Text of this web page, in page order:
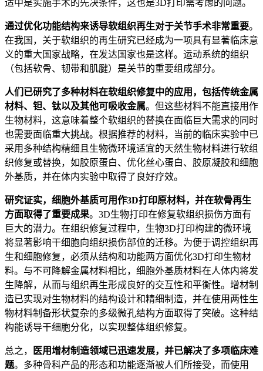
适中是实施手术的先决条件，这也是3D打印需考虑的问题。
通过优化功能结构来诱导软组织再生对于关节手术非常重要。
在我国，关于软组织的再生研究已经成为一项具有显著临床意
义的重大国家战略，在发达国家也是这样。运动系统的组织
（包括软骨、韧带和肌腱）是关节的重要组成部分。
人们已研究了多种材料在软组织修复中的应用，包括传统金属
材料、钽、钛以及其他可吸收金属。但这些材料不能直接用作
生物材料，这意味着整个软组织的替换在面临巨大需求的同时
也需要面临重大挑战。根据推荐的材料，当前的临床实验中已
采用多种结构精细且生物微环境适宜的天然生物材料进行软组
织修复或替换，如胶原蛋白、优化丝心蛋白、胶原凝胶和细胞
外基质，并在体内实验中取得了良好疗效。
研究证实，细胞外基质可用作3D打印原材料，并在软骨再生
方面取得了重要成果。3D生物打印在修复软组织损伤方面有
巨大的潜力。在组织修复过程中，生物3D打印构建的微环境
将显著影响干细胞向组织损伤部位的迁移。为便于调控组织再
生和细胞修复，必须从结构和功能两方面优化3D打印生物材
料。与不可降解金属材料相比，细胞外基质材料在人体内将发
生降解，从而与组织再生形成良好的交互性和平衡性。增材制
造已实现对生物材料的结构设计和精细制造，并在使用两性生
物材料制备形状复杂的多级微孔结构方面取得了突破。这种结
构能诱导干细胞分化，以实现整体组织修复。
总之，
医用增材制造领域已迅速发展，并已解决了多项临床难
题。多种骨科产品的形态和功能逐渐被人们所接受，而使用